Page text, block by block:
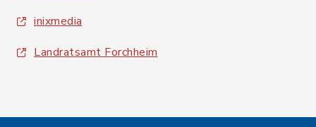
inixmedia
Landratsamt Forchheim